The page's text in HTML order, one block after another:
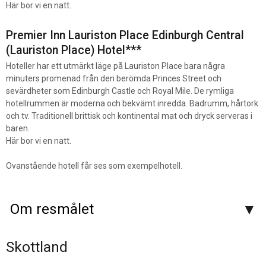
Här bor vi en natt.
Premier Inn Lauriston Place Edinburgh Central
(Lauriston Place) Hotel***
Hoteller har ett utmärkt läge på Lauriston Place bara några
minuters promenad från den berömda Princes Street och
sevärdheter som Edinburgh Castle och Royal Mile. De rymliga
hotellrummen är moderna och bekvämt inredda. Badrumm, hårtork
och tv. Traditionell brittisk och kontinental mat och dryck serveras i
baren.
Här bor vi en natt.
Ovanstående hotell får ses som exempelhotell.
Om resmålet
Skottland